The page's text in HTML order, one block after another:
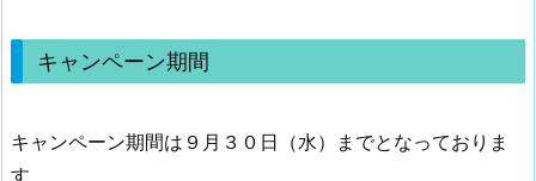
キャンペーン期間
キャンペーン期間は９月３０日（水）までとなっておりま
す